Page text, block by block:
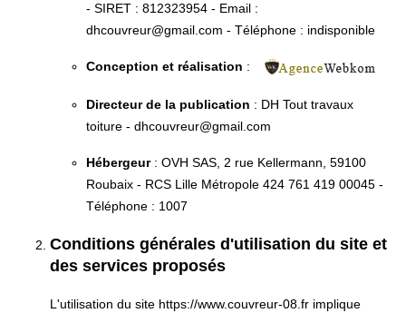
- SIRET : 812323954 - Email :
dhcouvreur@gmail.com - Téléphone : indisponible
Conception et réalisation :
Directeur de la publication : DH Tout travaux
toiture - dhcouvreur@gmail.com
Hébergeur: OVH SAS, 2 rue Kellermann, 59100
Roubaix - RCS Lille Métropole 424 761 419 00045 -
Téléphone : 1007
Conditions générales d'utilisation du site et
des services proposés
L'utilisation du site https://www.couvreur-08.fr implique